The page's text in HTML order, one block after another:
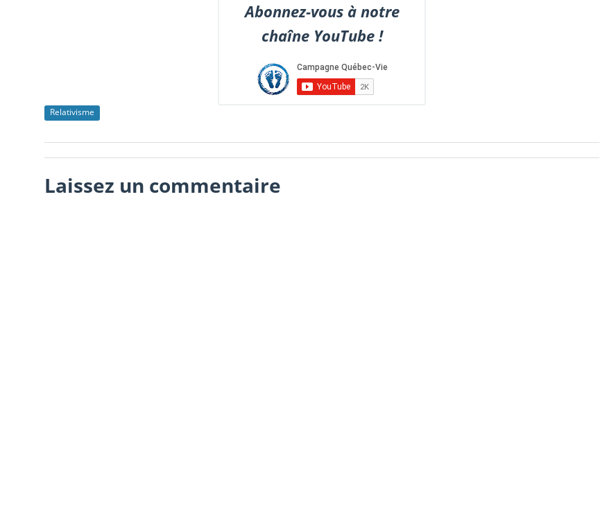
Abonnez-vous à notre
chaîne YouTube !
Relativisme
Laissez un commentaire